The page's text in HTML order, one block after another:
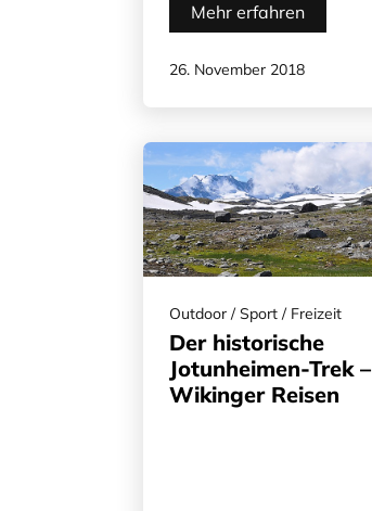
Mehr erfahren
26. November 2018
Outdoor / Sport / Freizeit
Der historische
Jotunheimen-Trek –
Wikinger Reisen